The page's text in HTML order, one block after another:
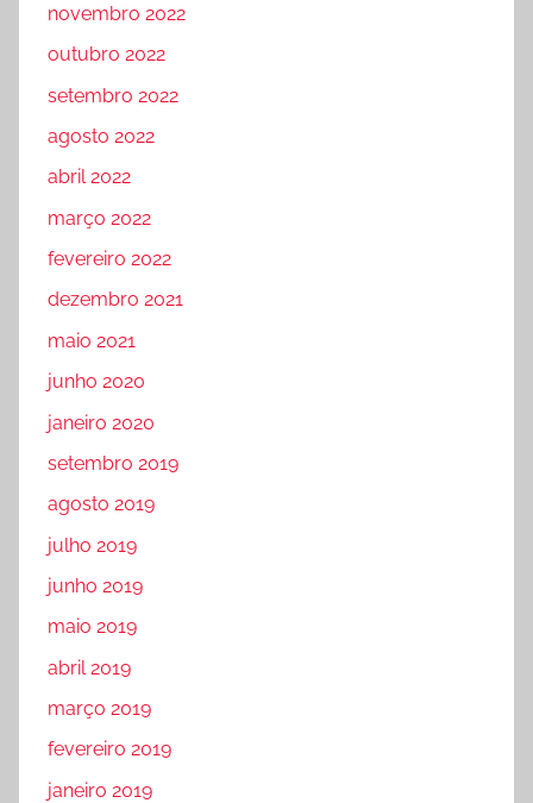
novembro 2022
outubro 2022
setembro 2022
agosto 2022
abril 2022
março 2022
fevereiro 2022
dezembro 2021
maio 2021
junho 2020
janeiro 2020
setembro 2019
agosto 2019
julho 2019
junho 2019
maio 2019
abril 2019
março 2019
fevereiro 2019
janeiro 2019